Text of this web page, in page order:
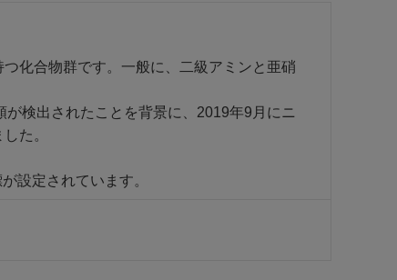
化合物群です。一般に、二級アミンと亜硝
検出されたことを背景に、2019年9月にニ
た。
設定されています。